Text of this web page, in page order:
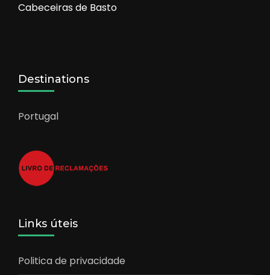
Cabeceiras de Basto
Destinations
Portugal
Links úteis
Politica de privacidade